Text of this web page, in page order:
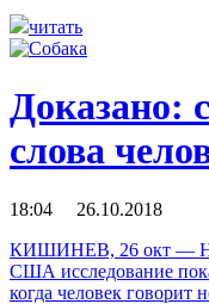
читать
Доказано:
слова
18:04 26.10.2018
КИШИНЕВ, 26 окт —
США исследование
когда человек говорит